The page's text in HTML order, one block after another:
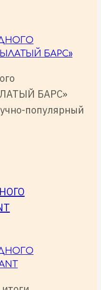
БАРС»
БАРС»
популярный